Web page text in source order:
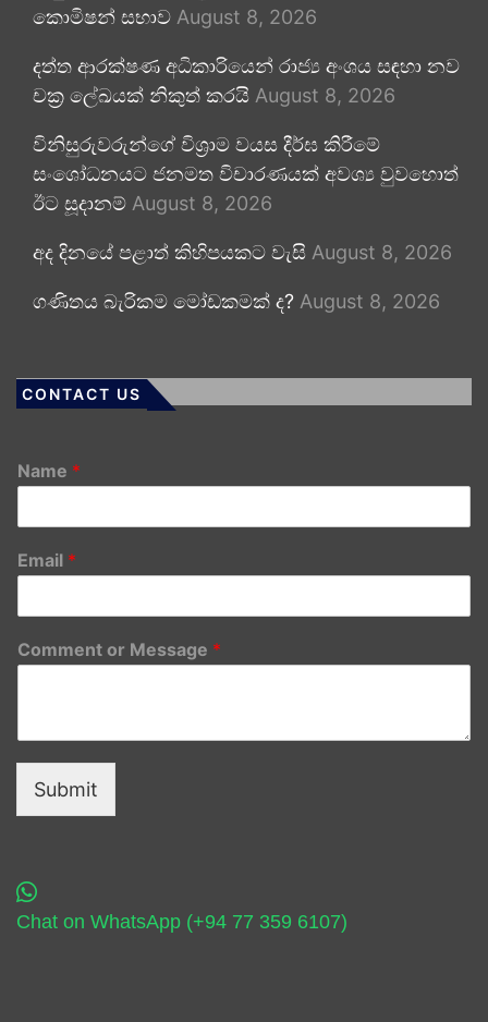
කොමිෂන් සභාව August 8, 2026
දත්ත ආරක්ෂණ අධිකාරියෙන් රාජ්‍ය අංශය සඳහා නව
චක්‍ර ලේඛයක් නිකුත් කරයි August 8, 2026
විනිසුරුවරුන්ගේ විශ්‍රාම වයස දීර්ඝ කිරීමේ
සංශෝධනයට ජනමත විචාරණයක් අවශ්‍ය වුවහොත්
ඊට සූදානම් August 8, 2026
අද දිනයේ පළාත් කිහිපයකට වැසි August 8, 2026
ගණිතය බැරිකම මෝඩකමක් ද? August 8, 2026
CONTACT US
Name *
Email *
Comment or Message *
Submit
Chat on WhatsApp (+94 77 359 6107)